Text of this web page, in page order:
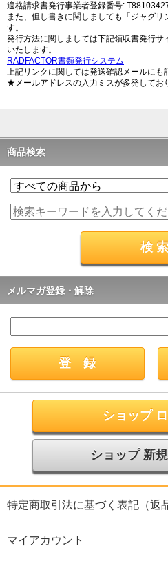
適格請求書発行事業者登録番号:
また、但し書きに関しましても「ジャグリ
す。
発行方法に関しましては下記領収書発行
いたします。
RADFACTOR書類発行システム
上記リンクに関しては発送確認メールにも
★メールアドレスの入力ミスが多発してお
商品検索
メルマガ登録・解除
ショップ
ショップ 新
特定商取引法に基づく表記（返
マイアカウント